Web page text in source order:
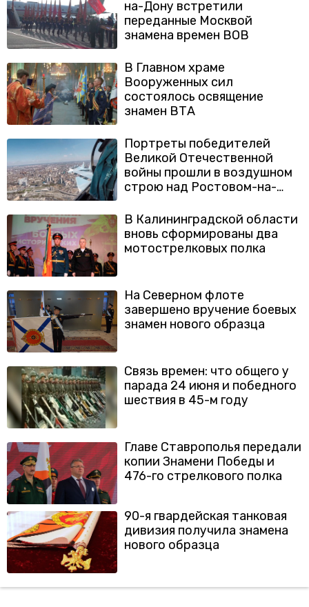
на-Дону встретили
переданные Москвой
знамена времен ВОВ
В Главном храме
Вооруженных сил
состоялось освящение
знамен ВТА
Портреты победителей
Великой Отечественной
войны прошли в воздушном
строю над Ростовом-на-
В Калининградской области
вновь сформированы два
мотострелковых полка
На Северном флоте
завершено вручение боевых
знамен нового образца
Связь времен: что общего у
парада 24 июня и победного
шествия в 45-м году
Главе Ставрополья передали
копии Знамени Победы и
476-го стрелкового полка
90-я гвардейская танковая
дивизия получила знамена
нового образца